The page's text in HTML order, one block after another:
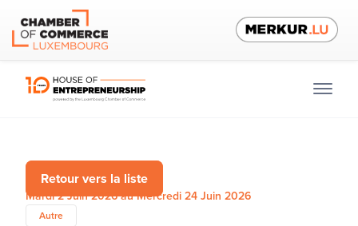
Retour vers la liste
Mardi 2 Juin 2026 au Mercredi 24 Juin 2026
Autre